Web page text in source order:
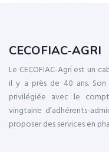
CECOFIAC-AGRI
Le CECOFIAC-Agri est un
il y a près de 40 ans.
privilégiée avec le
vingtaine d’adhérents-
proposer des services en